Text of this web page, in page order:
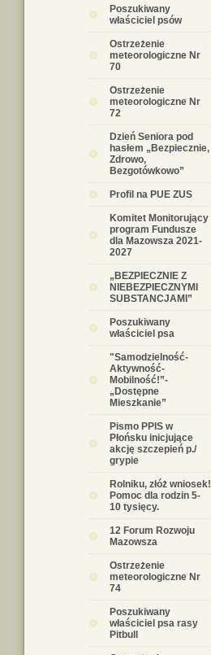
Poszukiwany
właściciel psów
Ostrzeżenie
meteorologiczne Nr
70
Ostrzeżenie
meteorologiczne Nr
72
Dzień Seniora pod
hasłem „Bezpiecznie,
Zdrowo,
Bezgotówkowo”
Profil na PUE ZUS
Komitet Monitorujący
program Fundusze
dla Mazowsza 2021-
2027
„BEZPIECZNIE Z
NIEBEZPIECZNYMI
SUBSTANCJAMI”
Poszukiwany
właściciel psa
"Samodzielność-
Aktywność-
Mobilność!”-
„Dostępne
Mieszkanie”
Pismo PPIS w
Płońsku inicjujące
akcję szczepień p./
grypie
Rolniku, złóż wniosek!
Pomoc dla rodzin 5-
10 tysięcy.
12 Forum Rozwoju
Mazowsza
Ostrzeżenie
meteorologiczne Nr
74
Poszukiwany
właściciel psa rasy
Pitbull